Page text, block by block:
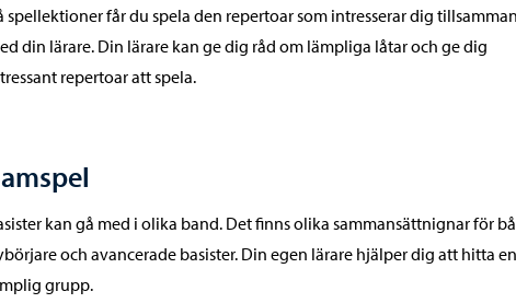
spellektioner får du spela den repertoar som intresserar dig
din lärare. Din lärare kan ge dig råd om lämpliga låtar och ge dig
repertoar att spela.
kan gå med i olika band. Det finns olika sammansättnignar för
och avancerade basister. Din egen lärare hjälper dig att hitta en
grupp.